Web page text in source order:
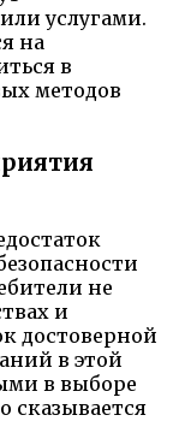
услугами.
на
в
методов
не
и
достоверной
в этой
в выборе
сказывается